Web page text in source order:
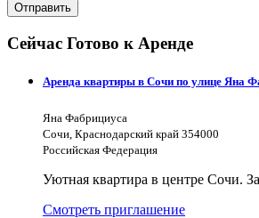
Отправить
Сейчас Готово к Аренде
Аренда квартиры в Сочи по улице Яна
Яна Фабрициуса
Сочи, Краснодарский край 354000
Российская Федерация
Уютная квартира в центре Сочи.
Смотреть приглашение